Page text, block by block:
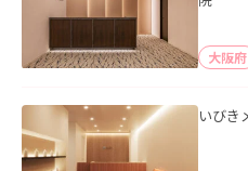
大阪府
いびき